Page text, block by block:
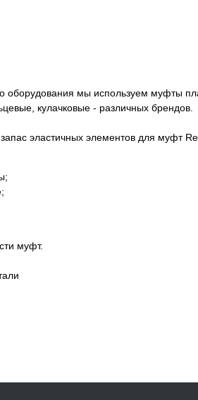
оборудования мы используем муфты
кулачковые - различных брендов.
эластичных элементов для муфт
муфт.